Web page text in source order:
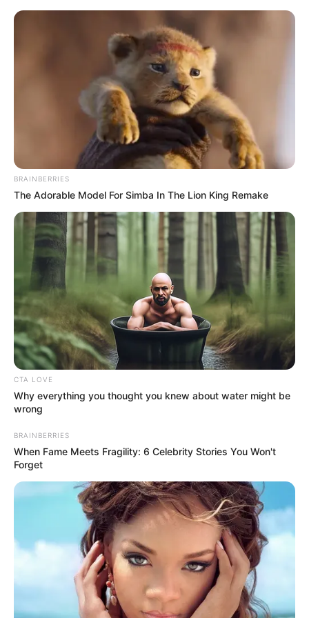
Saiba como fazer flores com
garrafas PET
Apresentamos hoje mais um modelo de flor de
garrafa pet. Esse modelo é muito bonito e você
pode fazer facilmente. Essas imagens foram
retiradas do vídeo que está mostrado no fim dos
passos. Não deixe de assistir ao vídeo, pois as
BRAINBERRIES
The Adorable Model For Simba In The Lion King Remake
CTA LOVE
Why everything you thought you knew about water might be
wrong
BRAINBERRIES
When Fame Meets Fragility: 6 Celebrity Stories You Won't
Forget